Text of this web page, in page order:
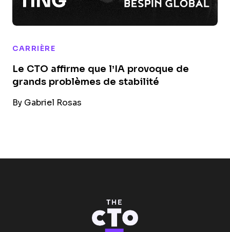
CARRIÈRE
Le CTO affirme que l’IA provoque de
grands problèmes de stabilité
By Gabriel Rosas